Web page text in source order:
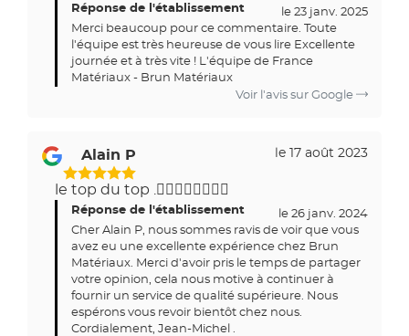
Réponse de l'établissement
le 23 janv. 2025
Merci beaucoup pour ce commentaire. Toute
l'équipe est très heureuse de vous lire Excellente
journée et à très vite ! L'équipe de France
Matériaux - Brun Matériaux
Voir l'avis sur Google
Alain P
5
Étoiles
Sur
le 17 août 2023
le top du top .👍🏿👍🏿👍🏿👍🏿
Réponse de l'établissement
le 26 janv. 2024
Cher Alain P, nous sommes ravis de voir que vous
avez eu une excellente expérience chez Brun
Matériaux. Merci d'avoir pris le temps de partager
votre opinion, cela nous motive à continuer à
fournir un service de qualité supérieure. Nous
espérons vous revoir bientôt chez nous.
Cordialement, Jean-Michel .